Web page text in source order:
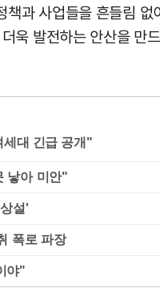
과 사업들을 흔들림
욱 발전하는 안산을 만
낳아 미안"
설'
폭로 파장
야"